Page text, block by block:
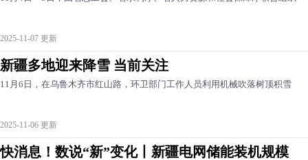
2025-11-07 更新
新疆多地迎来降雪 当前关注
11月6日，在乌鲁木齐市红山路，环卫部门工作人员利用机械吹落树顶积雪
2025-11-06 更新
快消息！数说“新”变化丨新疆电网储能装机规模